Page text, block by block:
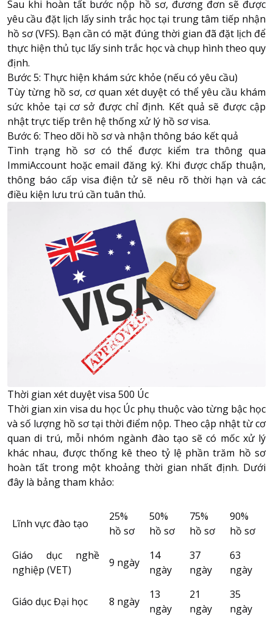
Sau khi hoàn tất bước nộp hồ sơ, đương đơn sẽ được
yêu cầu đặt lịch lấy sinh trắc học tại trung tâm tiếp nhận
hồ sơ (VFS). Bạn cần có mặt đúng thời gian đã đặt lịch để
thực hiện thủ tục lấy sinh trắc học và chụp hình theo quy
định.
Bước 5: Thực hiện khám sức khỏe (nếu có yêu cầu)
Tùy từng hồ sơ, cơ quan xét duyệt có thể yêu cầu khám
sức khỏe tại cơ sở được chỉ định. Kết quả sẽ được cập
nhật trực tiếp trên hệ thống xử lý hồ sơ visa.
Bước 6: Theo dõi hồ sơ và nhận thông báo kết quả
Tình trạng hồ sơ có thể được kiểm tra thông qua
ImmiAccount hoặc email đăng ký. Khi được chấp thuận,
thông báo cấp visa điện tử sẽ nêu rõ thời hạn và các
điều kiện lưu trú cần tuân thủ.
Thời gian xét duyệt visa 500 Úc
Thời gian xin visa du học Úc phụ thuộc vào từng bậc học
và số lượng hồ sơ tại thời điểm nộp. Theo cập nhật từ cơ
quan di trú, mỗi nhóm ngành đào tạo sẽ có mốc xử lý
khác nhau, được thống kê theo tỷ lệ phần trăm hồ sơ
hoàn tất trong một khoảng thời gian nhất định. Dưới
đây là bảng tham khảo:
Lĩnh vực đào tạo
25%
hồ sơ
50%
hồ sơ
75%
hồ sơ
90%
hồ sơ
Giáo dục nghề
nghiệp (VET)
9 ngày
14
ngày
37
ngày
63
ngày
Giáo dục Đại học 8 ngày
13
ngày
21
ngày
35
ngày